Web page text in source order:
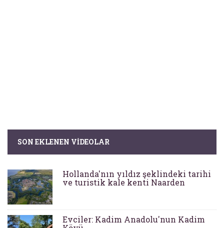
SON EKLENEN VIDEOLAR
Hollanda'nın yıldız şeklindeki tarihi
ve turistik kale kenti Naarden
Evciler: Kadim Anadolu'nun Kadim